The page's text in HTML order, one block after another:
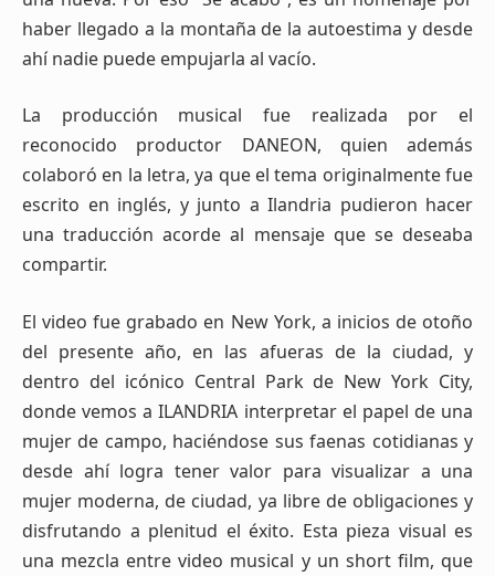
haber llegado a la montaña de la autoestima y desde
ahí nadie puede empujarla al vacío.
La producción musical fue realizada por el
reconocido productor DANEON, quien además
colaboró en la letra, ya que el tema originalmente fue
escrito en inglés, y junto a Ilandria pudieron hacer
una traducción acorde al mensaje que se deseaba
compartir.
El video fue grabado en New York, a inicios de otoño
del presente año, en las afueras de la ciudad, y
dentro del icónico Central Park de New York City,
donde vemos a ILANDRIA interpretar el papel de una
mujer de campo, haciéndose sus faenas cotidianas y
desde ahí logra tener valor para visualizar a una
mujer moderna, de ciudad, ya libre de obligaciones y
disfrutando a plenitud el éxito. Esta pieza visual es
una mezcla entre video musical y un short film, que